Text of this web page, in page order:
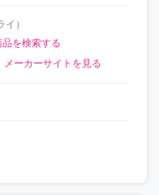
）
を検索する
メーカーサイトを見る